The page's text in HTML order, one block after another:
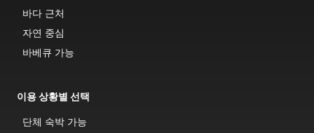
바다 근처
자연 중심
바베큐 가능
이용 상황별 선택
단체 숙박 가능